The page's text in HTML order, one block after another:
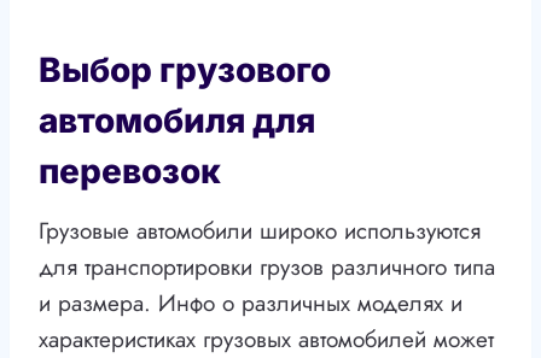
Выбор грузового
автомобиля для
перевозок
Грузовые автомобили широко используются
для транспортировки грузов различного типа
и размера. Инфо о различных моделях и
характеристиках грузовых автомобилей может